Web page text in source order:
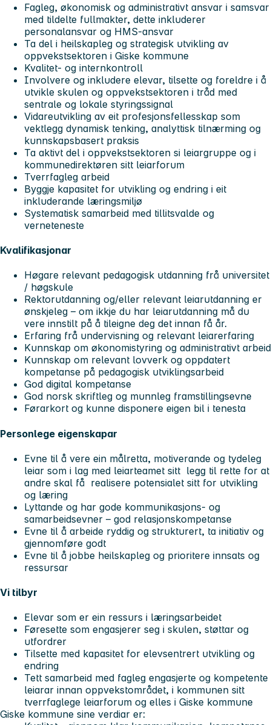
Fagleg, økonomisk og administrativt ansvar i samsvar
med tildelte fullmakter, dette inkluderer
personalansvar og HMS-ansvar
Ta del i heilskapleg og strategisk utvikling av
oppvekstsektoren i Giske kommune
Kvalitet- og internkontroll
Involvere og inkludere elevar, tilsette og foreldre i å
utvikle skulen og oppvekstsektoren i tråd med
sentrale og lokale styringssignal
Vidareutvikling av eit profesjonsfellesskap som
vektlegg dynamisk tenking, analyttisk tilnærming og
kunnskapsbasert praksis
Ta aktivt del i oppvekstsektoren si leiargruppe og i
kommunedirektøren sitt leiarforum
Tverrfagleg arbeid
Byggje kapasitet for utvikling og endring i eit
inkluderande læringsmiljø
Systematisk samarbeid med tillitsvalde og
verneteneste
Kvalifikasjonar
Høgare relevant pedagogisk utdanning frå universitet
/ høgskule
Rektorutdanning og/eller relevant leiarutdanning er
ønskjeleg – om ikkje du har leiarutdanning må du
vere innstilt på å tileigne deg det innan få år.
Erfaring frå undervisning og relevant leiarerfaring
Kunnskap om økonomistyring og administrativt arbeid
Kunnskap om relevant lovverk og oppdatert
kompetanse på pedagogisk utviklingsarbeid
God digital kompetanse
God norsk skriftleg og munnleg framstillingsevne
Førarkort og kunne disponere eigen bil i tenesta
Personlege eigenskapar
Evne til å vere ein målretta, motiverande og tydeleg
leiar som i lag med leiarteamet sitt legg til rette for at
andre skal få realisere potensialet sitt for utvikling
og læring
Lyttande og har gode kommunikasjons- og
samarbeidsevner – god relasjonskompetanse
Evne til å arbeide ryddig og strukturert, ta initiativ og
gjennomføre godt
Evne til å jobbe heilskapleg og prioritere innsats og
ressursar
Vi tilbyr
Elevar som er ein ressurs i læringsarbeidet
Føresette som engasjerer seg i skulen, støttar og
utfordrer
Tilsette med kapasitet for elevsentrert utvikling og
endring
Tett samarbeid med fagleg engasjerte og kompetente
leiarar innan oppvekstområdet, i kommunen sitt
tverrfaglege leiarforum og elles i Giske kommune
Giske kommune sine verdiar er: